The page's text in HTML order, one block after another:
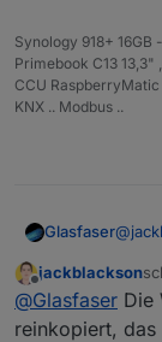
Synology 918+
Primebook C13
CCU
KNX .. Modbus ..
Glasfaser@
Das
hast
Offline
jackblackson
@Glasfaser Die
reinkopiert,